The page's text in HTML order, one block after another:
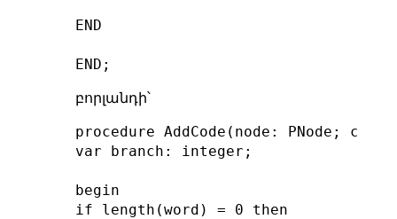
END
բորլանդի՝
procedure AddCode(node: PNode;
var branch: integer;
begin
if length(word) = 0 then